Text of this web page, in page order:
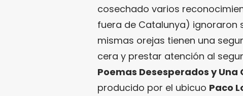
cosechado varios
fuera de Catalunya) ignoraron
mismas orejas tienen una
cera y prestar atención al
Poemas Desesperados y Una
producido por el ubicuo Paco